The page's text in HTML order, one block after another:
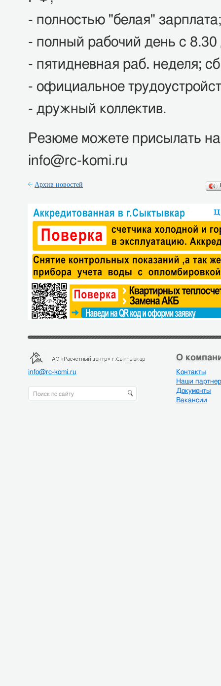
- полностью "белая" зарплата;
- полный рабочий день с 8.30
- пятидневная раб. неделя;
- официальное
- дружный коллектив.
Резюме можете присылать на
info@rc-komi.ru
Архив новостей
info@rc-komi.ru
О
Контакты
Наши
Документы
Вакансии